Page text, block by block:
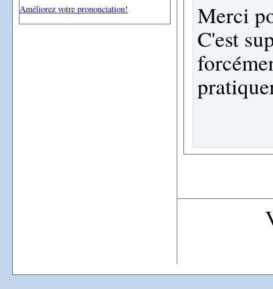
Améliorez votre prononciation!
Merci
C'est